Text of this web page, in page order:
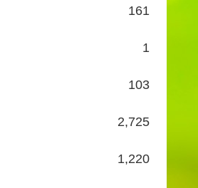
161
1
103
2,725
1,220